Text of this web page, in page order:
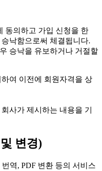
동의하고 가입 신청을 한
낙함으로써 체결됩니다.
승낙을 유보하거나 거절할
여 이전에 회원자격을 상
사가 제시하는 내용을 기
변경)
역, PDF 변환 등의 서비스